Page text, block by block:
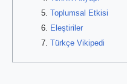
Toplumsal Etkisi
Eleştiriler
Türkçe Vikipedi